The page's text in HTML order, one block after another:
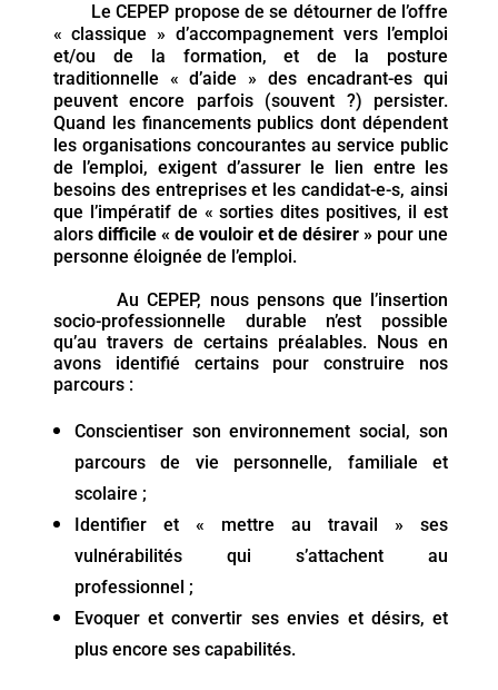
Le CEPEP propose de se détourner de l’offre
« classique » d’accompagnement vers l’emploi
et/ou de la formation, et de la posture
traditionnelle « d’aide » des encadrant-es qui
peuvent encore parfois (souvent ?) persister.
Quand les financements publics dont dépendent
les organisations concourantes au service public
de l’emploi, exigent d’assurer le lien entre les
besoins des entreprises et les candidat-e-s, ainsi
que l’impératif de « sorties dites positives, il est
alors difficile « de vouloir et de désirer » pour une
personne éloignée de l’emploi.
Au CEPEP, nous pensons que l’insertion
socio-professionnelle durable n’est possible
qu’au travers de certains préalables. Nous en
avons identifié certains pour construire nos
parcours :
Conscientiser son environnement social, son
parcours de vie personnelle, familiale et
scolaire ;
Identifier et « mettre au travail » ses
vulnérabilités qui s’attachent au
professionnel ;
Evoquer et convertir ses envies et désirs, et
plus encore ses capabilités.